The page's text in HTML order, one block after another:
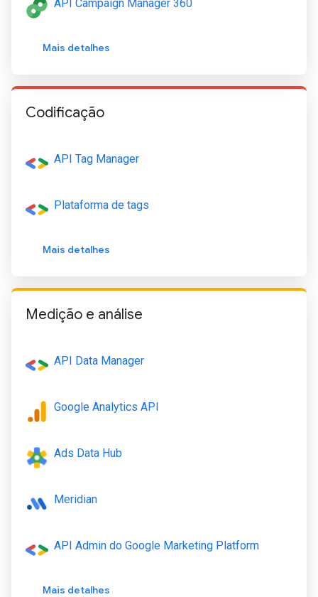
API Campaign Manager 360
Mais detalhes
Codificação
API Tag Manager
Plataforma de tags
Mais detalhes
Medição e análise
API Data Manager
Google Analytics API
Ads Data Hub
Meridian
API Admin do Google Marketing Platform
Mais detalhes